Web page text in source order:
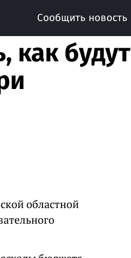
Сообщить новость
как будут
областной